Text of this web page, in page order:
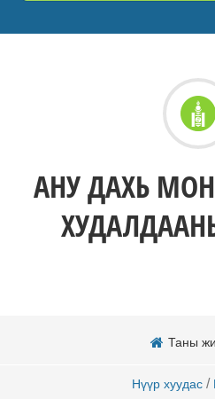
АНУ ДАХЬ
Таны
Нүүр хуудас /